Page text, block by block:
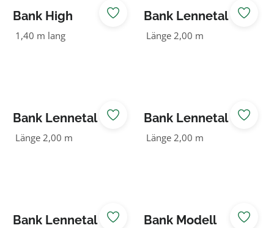
Bank High
NovumDGL
1,40 m lang
Bank Lennetal
mit Rückenlehne
Länge 2,00 m
Bank Lennetal
mit Rückenlehne
Länge 2,00 m
Bank Lennetal
ohne
Länge 2,00 m
Bank Lennetal
Bank Modell